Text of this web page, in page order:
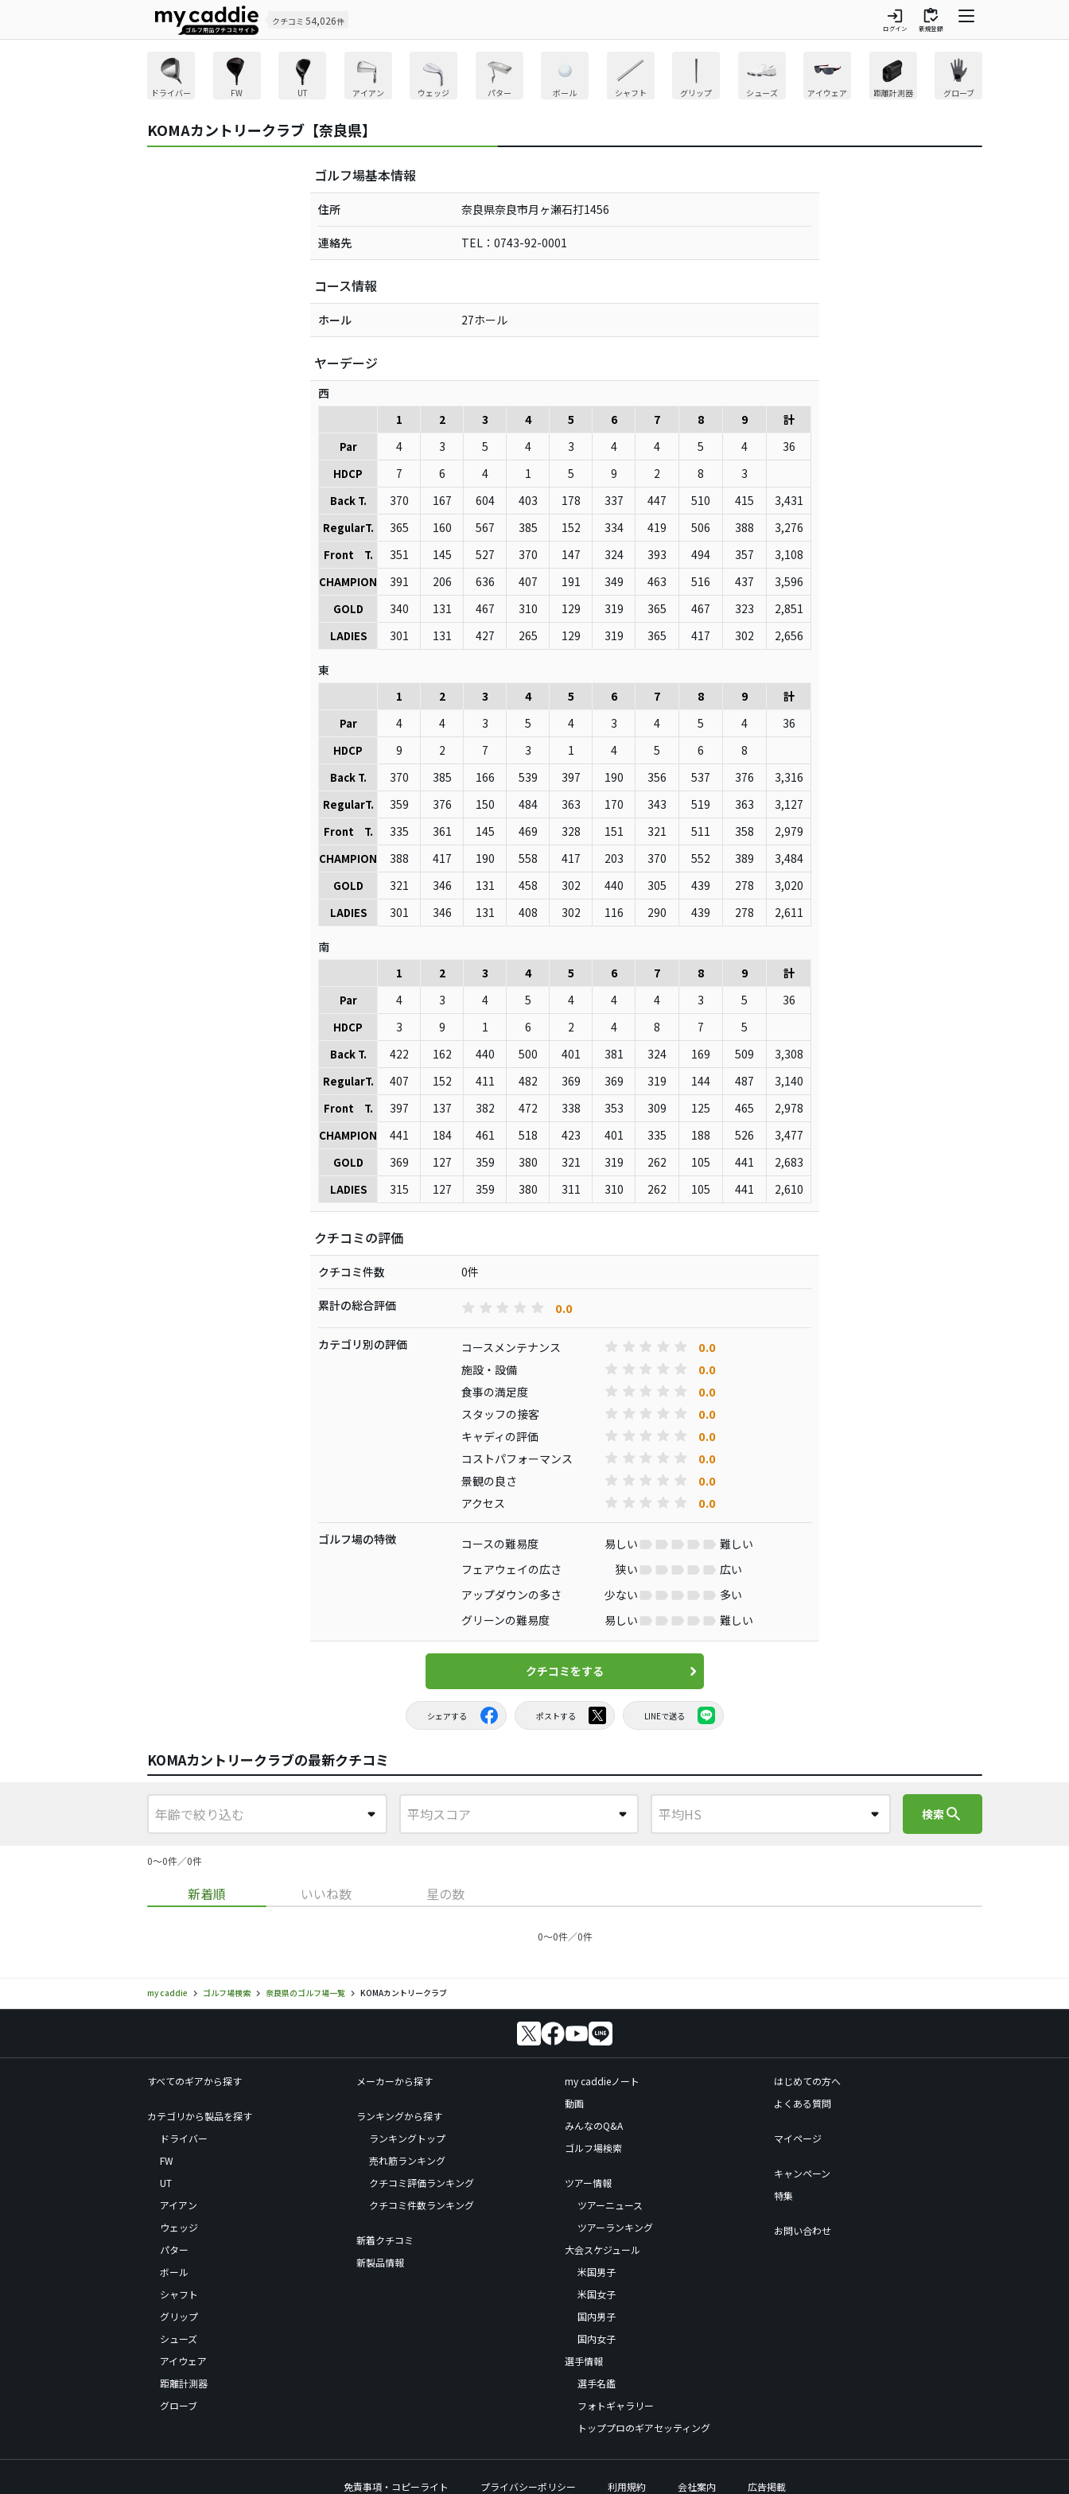
クチコミ 54,026件 login
ログイン
inventory
新規登録
ドライバー FW UT アイアン ウェッジ パター ボール シャフト グリップ シューズ アイウェア 距離計測器 グローブ
KOMAカントリークラブ【奈良県】
ゴルフ場基本情報
住所 奈良県奈良市月ヶ瀬石打1456
連絡先 TEL：0743-92-0001
コース情報
ホール 27ホール
ヤーデージ
西
1
2 3 4 5 6 7 8 9 計
Par 4 3 5 4 3 4 4 5 4 36
HDCP 7 6 4 1 5 9 2 8 3
Back T. 370 167 604 403 178 337 447 510 415 3,431
RegularT. 365 160 567 385 152 334 419 506 388 3,276
Front T. 351 145 527 370 147 324 393 494 357 3,108
CHAMPION 391 206 636 407 191 349 463 516 437 3,596
GOLD 340 131 467 310 129 319 365 467 323 2,851
LADIES 301 131 427 265 129 319 365 417 302 2,656
東
1
2 3 4 5 6 7 8 9 計
Par 4 4 3 5 4 3 4 5 4 36
HDCP 9 2 7 3 1 4 5 6 8
Back T. 370 385 166 539 397 190 356 537 376 3,316
RegularT. 359 376 150 484 363 170 343 519 363 3,127
Front T. 335 361 145 469 328 151 321 511 358 2,979
CHAMPION 388 417 190 558 417 203 370 552 389 3,484
GOLD 321 346 131 458 302 440 305 439 278 3,020
LADIES 301 346 131 408 302 116 290 439 278 2,611
南
1
2 3 4 5 6 7 8 9 計
Par 4 3 4 5 4 4 4 3 5 36
HDCP 3 9 1 6 2 4 8 7 5
Back T. 422 162 440 500 401 381 324 169 509 3,308
RegularT. 407 152 411 482 369 369 319 144 487 3,140
Front T. 397 137 382 472 338 353 309 125 465 2,978
CHAMPION 441 184 461 518 423 401 335 188 526 3,477
GOLD 369 127 359 380 321 319 262 105 441 2,683
LADIES 315 127 359 380 311 310 262 105 441 2,610
クチコミの評価
クチコミ件数 0件
累計の総合評価 0.0
カテゴリ別の評価 コースメンテナンス 0.0
施設・設備 0.0
食事の満足度 0.0
スタッフの接客 0.0
キャディの評価 0.0
コストパフォーマンス 0.0
景観の良さ 0.0
アクセス 0.0
ゴルフ場の特徴 コースの難易度 易しい
難しい
フェアウェイの広さ
狭い
広い
アップダウンの多さ
少ない
多い
グリーンの難易度
易しい 難しい
クチコミをする
シェアする ポストする LINEで送る
KOMAカントリークラブの最新クチコミ
検索search
0〜0件／0件
新着順 いいね数 星の数
0〜0件／0件
my caddie ゴルフ場検索 奈良県のゴルフ場一覧 KOMAカントリークラブ
すべてのギアから探す
カテゴリから製品を探す
ドライバー
FW
UT
アイアン
ウェッジ
パター
ボール
シャフト
グリップ
シューズ
アイウェア
距離計測器
グローブ
メーカーから探す
ランキングから探す
ランキングトップ
売れ筋ランキング
クチコミ評価ランキング
クチコミ件数ランキング
新着クチコミ
新製品情報
my caddieノート
動画
みんなのQ&A
ゴルフ場検索
ツアー情報
ツアーニュース
ツアーランキング
大会スケジュール
米国男子
米国女子
国内男子
国内女子
選手情報
選手名鑑
フォトギャラリー
トッププロのギアセッティング
はじめての方へ
よくある質問
マイページ
キャンペーン
特集
お問い合わせ
免責事項・コピーライト プライバシーポリシー 利用規約 会社案内 広告掲載